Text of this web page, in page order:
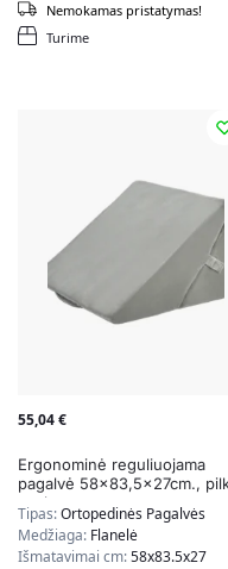
Turime
Nemokamas pristatymas!
55,04€
Ergonominė reguliuojama
pagalvė 58×83,5x27cm.,
spalvos
Tipas:Ortopedinės Pagalvės
Medžiaga: Flanelė
Išmatavimai cm:58x83.5x27